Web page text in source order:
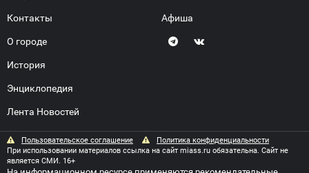
Контакты
О городе
История
Энциклопедия
Лента Новостей
Афиша
Пользовательское соглашение
Политика конфиденциальности
При использовании материалов ссылка на сайт miass.ru обязательна. Сайт не
является СМИ. 16+